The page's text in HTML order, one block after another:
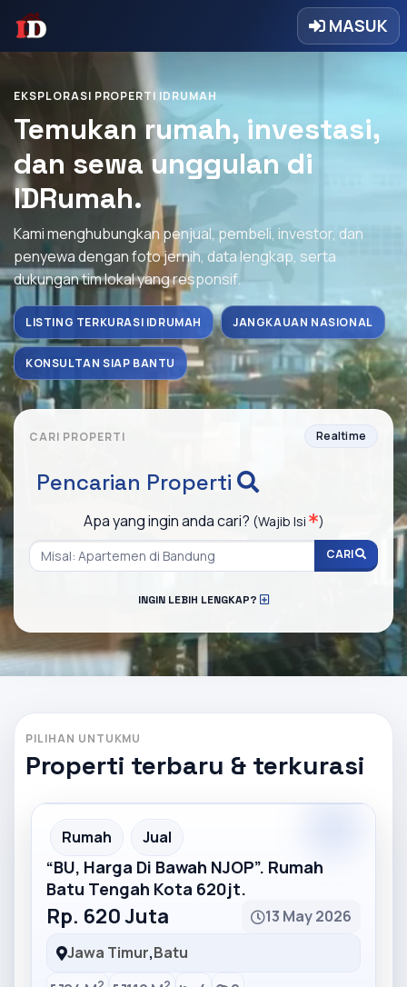
MASUK
EKSPLORASI PROPERTI IDRUMAH
Temukan rumah, investasi,
dan sewa unggulan di
IDRumah.
Kami menghubungkan penjual, pembeli, investor, dan
penyewa dengan foto jernih, data lengkap, serta
dukungan tim lokal yang responsif.
LISTING TERKURASI IDRUMAH JANGKAUAN NASIONAL
KONSULTAN SIAP BANTU
CARI PROPERTI Realtime
Pencarian Properti
Apa yang ingin anda cari? (Wajib Isi )
CARI
INGIN LEBIH LENGKAP?
PILIHAN UNTUKMU
Properti terbaru & terkurasi
Partner Ad
Rumah Jual
“BU, Harga Di Bawah NJOP”. Rumah
Batu Tengah Kota 620jt.
Rp. 620 Juta
13 May 2026
Jawa Timur,Batu